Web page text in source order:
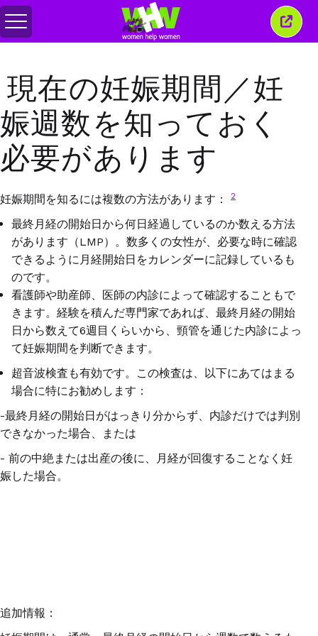
メ
ニ
の
切
り
替
え
こ
の
現在の妊娠期間／妊
娠週数を知っておく
必要があります
妊娠期間を知るには複数の方法があります： 2
最終月経の開始日から何日経過しているのか数える方法
があります（LMP）。数多くの女性が、必要な時に確認
できるように月経開始日をカレンダーに記録しているも
のです。
看護師や助産師、医師の内診によって確認することもで
きます。経験を積んだ専門家であれば、最終月経の開始
日から数えて6週目くらいから、頸管を通じた内診によっ
て妊娠期間を判断できます。
超音波検査も有効です。この検査は、以下にあてはまる
場合に特にお勧めします：
-最終月経の開始日がはっきり分からず、内診だけでは判別
できなかった場合、または
- 前の中絶または出産の後に、月経が回復することなく妊
娠した場合。
追加情報：